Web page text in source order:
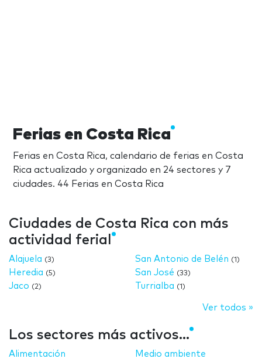
Ferias en Costa Rica
Ferias en Costa Rica, calendario de ferias en Costa
Rica actualizado y organizado en 24 sectores y 7
ciudades. 44 Ferias en Costa Rica
Ciudades de Costa Rica con más
actividad ferial
Alajuela (3)
Heredia (5)
Jaco (2)
San Antonio de Belén (1)
San José (33)
Turrialba (1)
Ver todos »
Los sectores más activos...
Alimentación
Medio ambiente